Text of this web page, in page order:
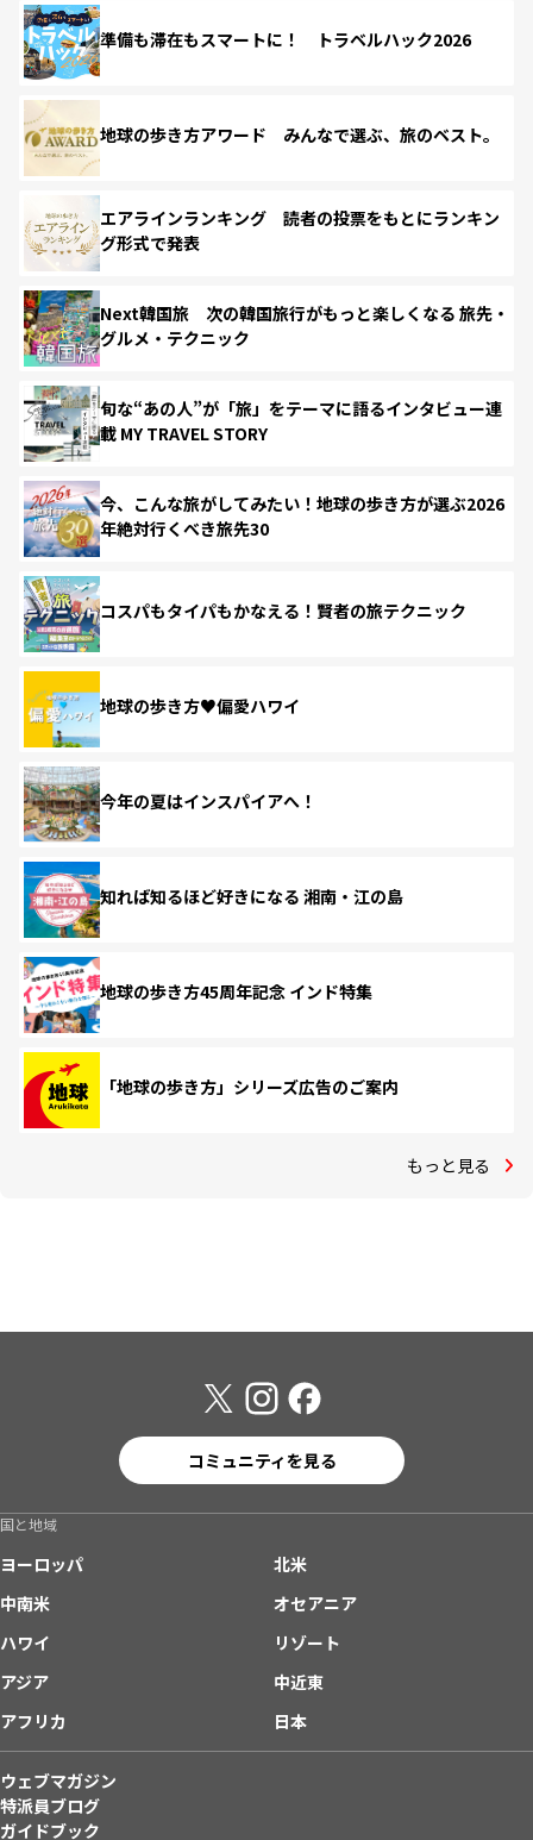
準備も滞在もスマートに！ トラベルハック2026
地球の歩き方アワード みんなで選ぶ、旅のベスト。
エアラインランキング 読者の投票をもとにランキン
グ形式で発表
Next韓国旅 次の韓国旅行がもっと楽しくなる 旅先・
グルメ・テクニック
旬な“あの人”が「旅」をテーマに語るインタビュー連
載 MY TRAVEL STORY
今、こんな旅がしてみたい！地球の歩き方が選ぶ2026
年絶対行くべき旅先30
コスパもタイパもかなえる！賢者の旅テクニック
地球の歩き方♥偏愛ハワイ
今年の夏はインスパイアへ！
知れば知るほど好きになる 湘南・江の島
地球の歩き方45周年記念 インド特集
「地球の歩き方」シリーズ広告のご案内
もっと見る
コミュニティを見る
国と地域
ヨーロッパ
北米
中南米
オセアニア
ハワイ
リゾート
アジア
中近東
アフリカ
日本
ウェブマガジン
特派員ブログ
ガイドブック